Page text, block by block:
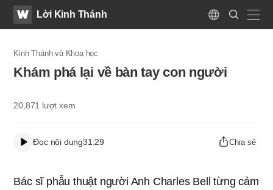
WATVLời Kinh Thánh
Language
Search
Submit
Kinh Thánh và Khoa học
Khám phá lại về bàn tay con người
20,871 lượt xem
Đọc nội dung31:29 Chia sẻ
Bác sĩ phẫu thuật người Anh Charles Bell từng cảm